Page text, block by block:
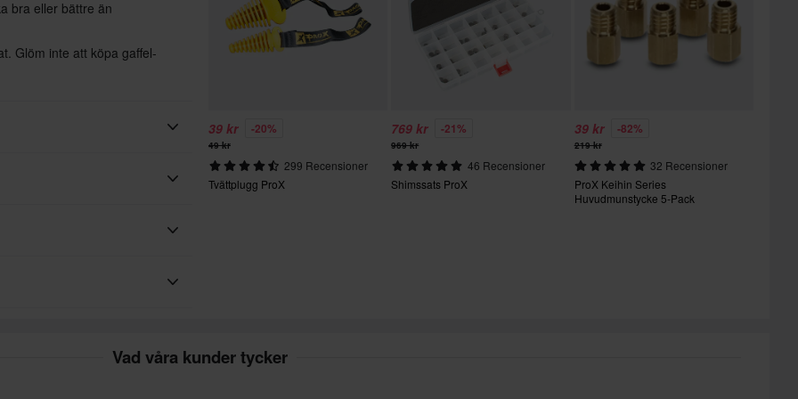
bra eller bättre än
Glöm inte att köpa gaffel-
Beställningen kommer att
packningar, lager,
39 kr -20%
49 kr
299 Recensioner
Tvättplugg ProX
769 kr -21%
969 kr
46 Recensioner
Shimssats ProX
39 kr -82%
219 kr
32 Recensioner
ProX Keihin Series
Huvudmunstycke 5-Pack
Vad våra kunder tycker